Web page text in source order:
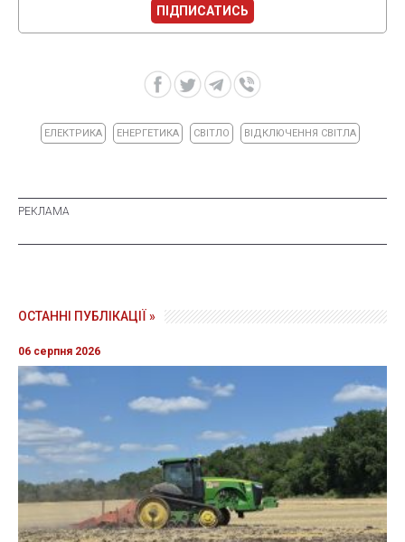
ПІДПИСАТИСЬ
ЕЛЕКТРИКА ЕНЕРГЕТИКА СВІТЛО ВІДКЛЮЧЕННЯ СВІТЛА
ОСТАННІ ПУБЛІКАЦІЇ »
06 серпня 2026